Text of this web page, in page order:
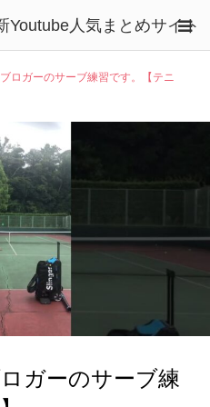
人気まとめサイト
ロガーのサーブ練習です。【テニ
ガーのサーブ練